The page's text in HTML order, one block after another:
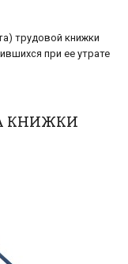
трудовой книжки
при ее утрате
КНИЖКИ